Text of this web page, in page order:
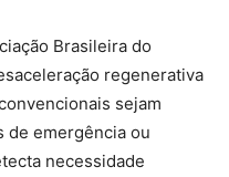
Brasileira do
regenerativa
sejam
de emergência ou
necessidade